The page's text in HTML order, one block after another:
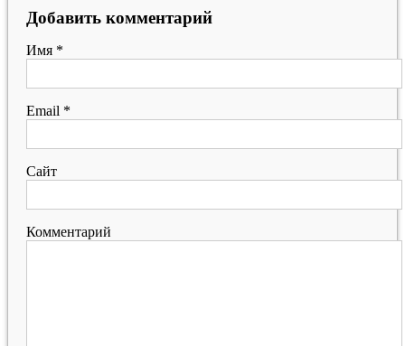
Добавить комментарий
Имя *
Email *
Сайт
Комментарий